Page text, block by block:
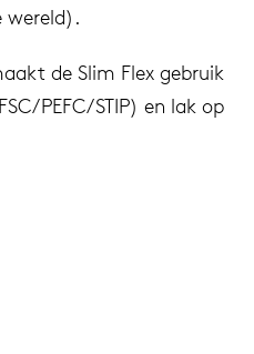
wereld).
de Slim Flex gebruik
PEFC/STIP) en lak op